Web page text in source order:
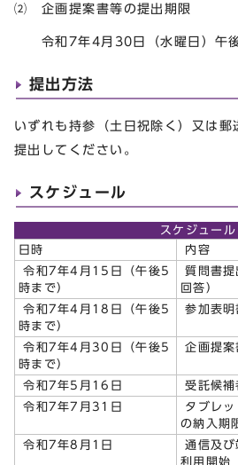
⑵ 企画提案書等の提出期限
令和7年4月30日（水曜日）午後
提出方法
いずれも持参（土日祝除く）又は郵
提出してください。
スケジュール
スケジュール
日時
内容
令和7年4月15日（午後5
時まで）
質問書
回答）
令和7年4月18日（午後5
時まで）
参加表明
令和7年4月30日（午後5
時まで）
企画提案
令和7年5月16日
受託候補
令和7年7月31日
タブレ
の納入期
令和7年8月1日
通信及び
利用開始